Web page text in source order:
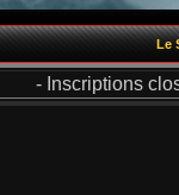
Le
- Inscriptions